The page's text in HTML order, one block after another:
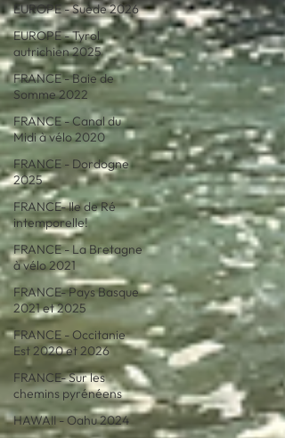
EUROPE - Suède 2026
EUROPE - Tyrol
autrichien 2025
FRANCE - Baie de
Somme 2022
FRANCE - Canal du
Midi à vélo 2020
FRANCE - Dordogne
2025
FRANCE- Ile de Ré
intemporelle!
FRANCE - La Bretagne
à vélo 2021
FRANCE- Pays Basque
2021 et 2025
FRANCE - Occitanie
Est 2020 et 2026
FRANCE- Sur les
chemins pyrénéens
HAWAII - Oahu 2024